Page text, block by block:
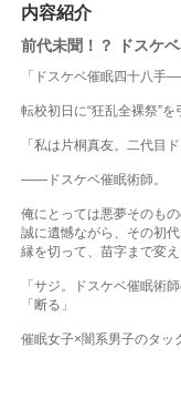
内容紹介
前代未聞！？ ドスケ
「ドスケベ催眠四十八手
転校初日に“狂乱全裸祭”
「私は片桐真友。二代目
――ドスケベ催眠術師。
俺にとっては悪夢そのもの
誠に遺憾ながら、その初
縁を切って、苗字まで変え
「サジ。ドスケベ催眠術
「断る」
催眠女子×闇系男子のタッ